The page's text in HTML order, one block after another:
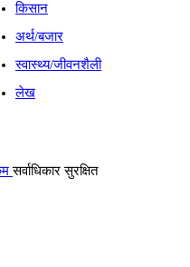
किसान
अर्थ/बजार
स्वास्थ्य/जीवनशैली
लेख
सर्वाधिकार सुरक्षित